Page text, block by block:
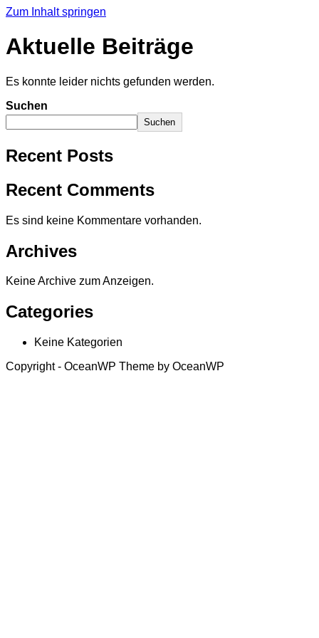
Zum Inhalt springen
Aktuelle Beiträge
Es konnte leider nichts gefunden werden.
Suchen
Suchen
Recent Posts
Recent Comments
Es sind keine Kommentare vorhanden.
Archives
Keine Archive zum Anzeigen.
Categories
Keine Kategorien
Copyright - OceanWP Theme by OceanWP